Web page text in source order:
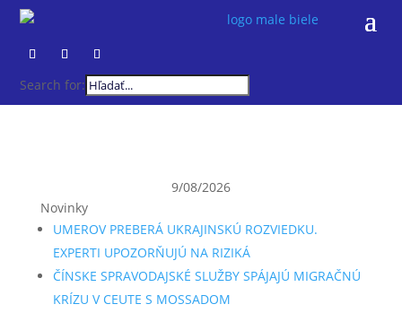
Search for:
9/08/2026
Novinky
UMEROV PREBERÁ UKRAJINSKÚ ROZVIEDKU.
EXPERTI UPOZORŇUJÚ NA RIZIKÁ
ČÍNSKE SPRAVODAJSKÉ SLUŽBY SPÁJAJÚ MIGRAČNÚ
KRÍZU V CEUTE S MOSSADOM